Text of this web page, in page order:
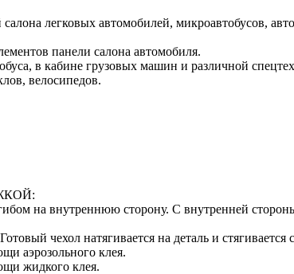
легковых автомобилей, микроавтобусов,
панели салона автомобиля.
в кабине грузовых машин и различной
велосипедов.
на внутреннюю сторону. С внутренней
чехол натягивается на деталь и
аэрозольного клея.
жидкого клея.